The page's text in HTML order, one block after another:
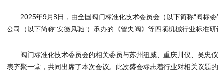
2025年9月8日，由全国阀门标准化技术委员会（以下简称“阀标
公司（以下简称“安徽风驰”）承办的《管夹阀》等四项机械行业标准
阀门标准化技术委员会的相关委员与苏州纽威、重庆川仪、吴忠
表齐聚一堂，共同出席了本次会议。此次盛会标志着行业对相关议题